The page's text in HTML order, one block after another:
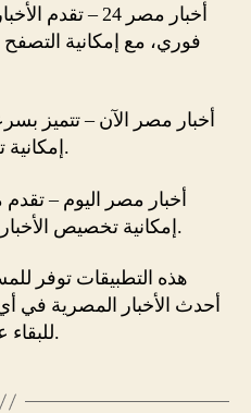
فوري، مع إمكانية التصفح
إمكانية تحديث الأخبار بشكل مستمر.
إمكانية تخصيص الأخبار حسب اهتمامات المستخدم.
هذه التطبيقات توفر
أحدث الأخبار المصرية في
للبقاء على اطلاع دائم بأحداث البلاد.